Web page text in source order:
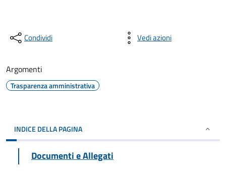
Condividi Vedi azioni
Argomenti
Trasparenza amministrativa
INDICE DELLA PAGINA
Documenti e Allegati